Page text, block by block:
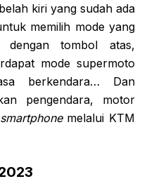
kiri yang sudah ada
memilih mode yang
dengan tombol atas,
mode supermoto
berkendara… Dan
pengendara, motor
smartphonemelalui KTM